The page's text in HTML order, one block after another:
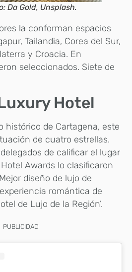
Da Gold, Unsplash.
la conforman espacios
Tailandia, Corea del Sur,
y Croacia. En
seleccionados. Siete de
Hotel
histórico de Cartagena, este
de cuatro estrellas.
de calificar el lugar
Awards lo clasificaron
diseño de lujo de
experiencia romántica de
de Lujo de la Región’.
PUBLICIDAD